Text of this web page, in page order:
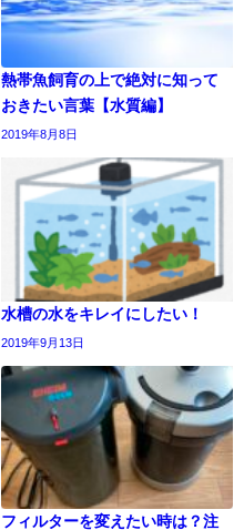
熱帯魚飼育の上で絶対に知って
おきたい言葉【水質編】
2019年8月8日
水槽の水をキレイにしたい！
2019年9月13日
フィルターを変えたい時は？注